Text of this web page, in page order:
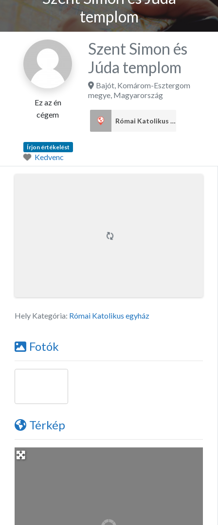
templom
Ez az én
cégem
Szent Simon és
Júda templom
Bajót, Komárom-Esztergom
megye, Magyarország
Római Katolikus egyház
Írjon értékelést
Kedvenc
Hely Kategória: Római Katolikus egyház
Fotók
Térkép